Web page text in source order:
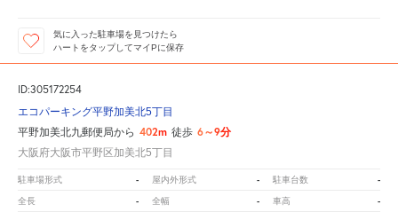
気に入った駐車場を見つけたら
ハートをタップしてマイPに保存
ID:305172254
エコパーキング平野加美北5丁目
平野加美北九郵便局から 402m 徒歩 6～9分
大阪府大阪市平野区加美北5丁目
駐車場形式 - 屋内外形式 - 駐車台数 -
全長 - 全幅 - 車高 -